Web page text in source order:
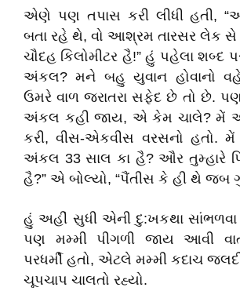
એણે પણ તપાસ કરી લીધી હતી,
બતા રહે થે, વો આશ્રમ તારસર લેક સે
ચૌદહ કિલોમીટર હૈ!” હું પહેલા શબ્દ
અંકલ? મને બહુ યુવાન હોવાનો
ઉમરે વાળ જરાતરા સફેદ છે તો છે. પણ
અંકલ કહી જાય, એ કેમ ચાલે? મેં
કરી, વીસ-એકવીસ વરસનો હતો. મેં
અંકલ 33 સાલ કા હૈ? ઔર તુમ્હારે
હૈ?” એ બોલ્યો, “પૈંતીસ કે હી થે જબ
હું અહીં સુધી એની દુ:ખકથા સાંભળવા
પણ મમ્મી પીગળી જાય આવી
પરધર્મી હતો, એટલે મમ્મી કદાચ
ચૂપચાપ ચાલતો રહ્યો.